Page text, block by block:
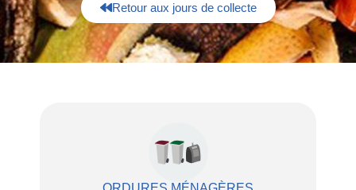
Retour aux jours de collecte